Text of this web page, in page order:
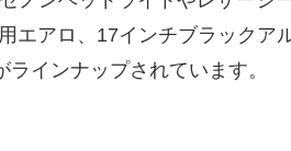
エアロ、17インチブラック
インナップされています。